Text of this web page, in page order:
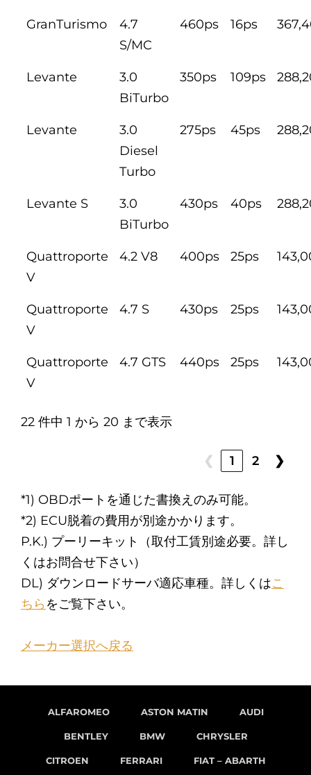
GranTurismo
4.7
S/MC
460ps 16ps
Levante
3.0
BiTurbo
350ps 109ps
Levante
3.0
Diesel
Turbo
275ps 45ps
Levante S
3.0
BiTurbo
430ps 40ps
Quattroporte
V
4.2 V8 400ps 25ps
Quattroporte
V
4.7 S 430ps 25ps
Quattroporte
V
4.7 GTS 440ps 25ps
22 件中 1 から 20 まで表示
❮ 1 2 ❯
*1) OBDポートを通じた書換えのみ可能。
*2) ECU脱着の費用が別途かかります。
P.K.) プーリーキット（取付工賃別途必要。詳し
くはお問合せ下さい）
DL) ダウンロードサーバ適応車種。詳しくはこ
ちら をご覧下さい。
メーカー選択へ戻る
ALFAROMEO ASTON MATIN AUDI
BENTLEY BMW CHRYSLER
CITROEN FERRARI FIAT – ABARTH